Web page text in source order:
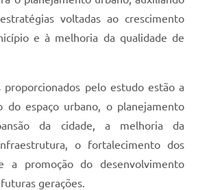
voltadas ao crescimento
e à melhoria da qualidade de
proporcionados pelo estudo estão a
do espaço urbano, o planejamento
da cidade, a melhoria da
o fortalecimento dos
a promoção do desenvolvimento
gerações.